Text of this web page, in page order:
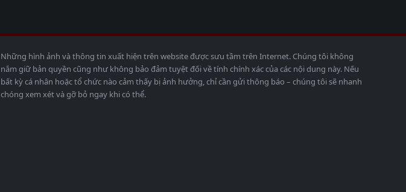
Những hình ảnh và thông tin xuất hiện trên website được sưu tầm trên Internet. Chúng tôi không
nắm giữ bản quyền cũng như không bảo đảm tuyệt đối về tính chính xác của các nội dung này. Nếu
bất kỳ cá nhân hoặc tổ chức nào cảm thấy bị ảnh hưởng, chỉ cần gửi thông báo – chúng tôi sẽ nhanh
chóng xem xét và gỡ bỏ ngay khi có thể.